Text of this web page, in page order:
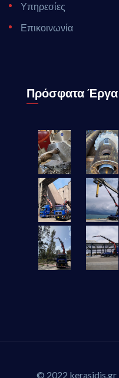
Υπηρεσίες
Επικοινωνία
Πρόσφατα Έργα
© 2022 kerasidis.gr